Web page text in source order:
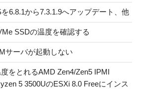
6.8.1から7.3.1.9へアップデート、他
SSDの温度を確認する
サーバが起動しない
をとれるAMD Zen4/Zen5 IPMI
5 3500UのESXi 8.0 Freeにインス